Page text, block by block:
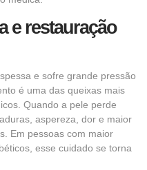
e restauração
e sofre grande pressão
é uma das queixas mais
Quando a pele perde
aspereza, dor e maior
Em pessoas com maior
esse cuidado se torna